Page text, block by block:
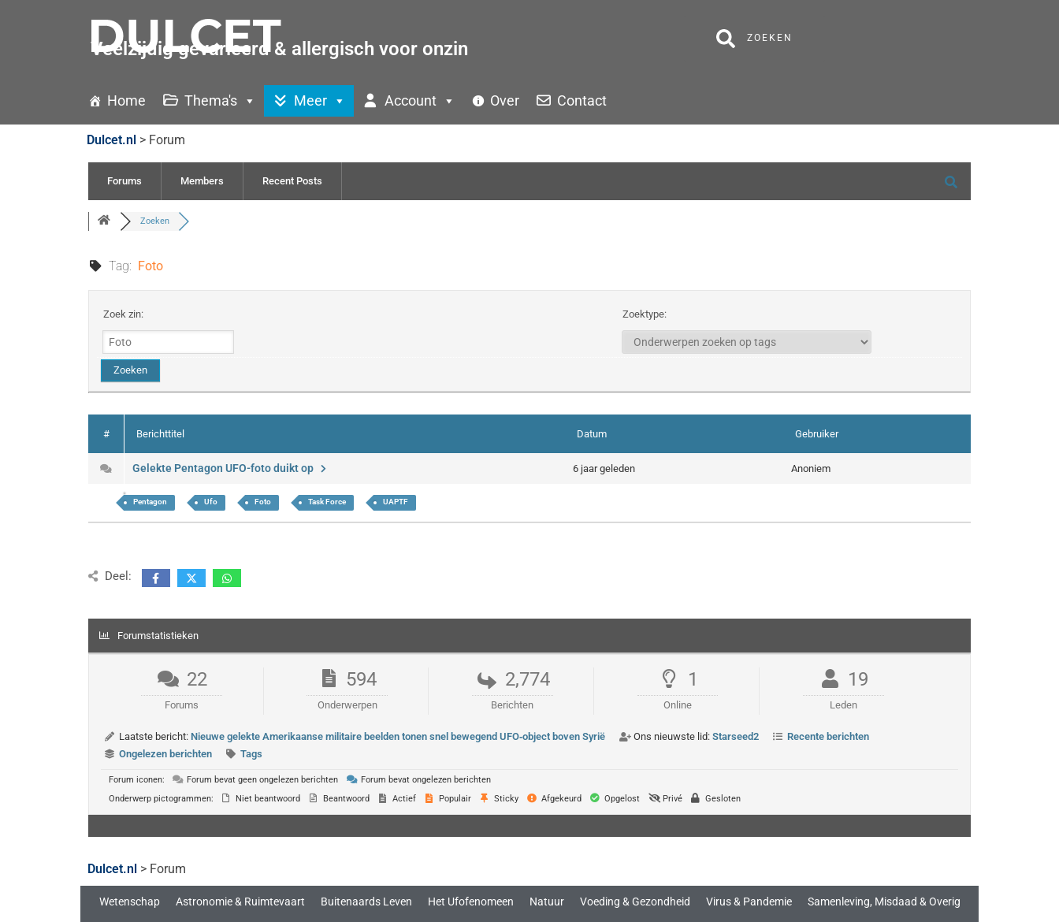
Veelzijdig gevarieerd & allergisch voor onzin ZOEKEN
Home Thema's Meer Account Over Contact
Dulcet.nl > Forum
Forums Members Recent Posts
Zoeken
Tag: Foto
Zoek zin: Zoektype:
# Berichttitel Datum Gebruiker
Gelekte Pentagon UFO-foto duikt op 6 jaar geleden Anoniem
Pentagon Ufo Foto Task Force UAPTF
Deel:
Forumstatistieken
22
Forums
594
Onderwerpen
2,774
Berichten
1
Online
19
Leden
Laatste bericht: Nieuwe gelekte Amerikaanse militaire beelden tonen snel bewegend UFO‑object boven Syrië Ons nieuwste lid: Starseed2
Recente berichten
Ongelezen berichten
Tags
Forum iconen: Forum bevat geen ongelezen berichten
Forum bevat ongelezen berichten
Onderwerp pictogrammen:
Niet beantwoord Beantwoord Actief Populair Sticky Afgekeurd Opgelost Privé Gesloten
Dulcet.nl > Forum
Wetenschap Astronomie & Ruimtevaart Buitenaards Leven Het Ufofenomeen Natuur Voeding & Gezondheid Virus & Pandemie Samenleving, Misdaad & Overig